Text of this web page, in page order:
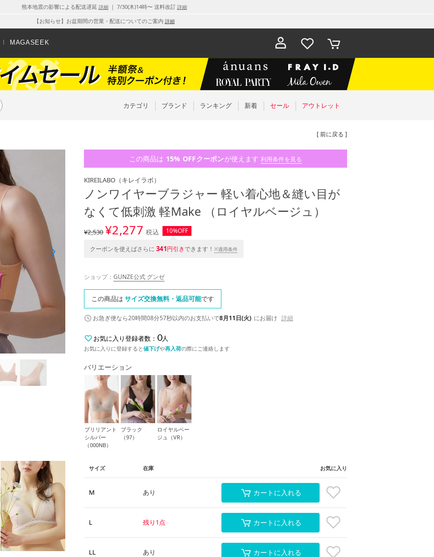
熊本地震の影響による配送遅延 詳細｜ 7/30(木)14時〜 送料改訂 詳細
【お知らせ】お盆期間の営業・配送についてのご案内 詳細
MAGASEEK
お気に入
り
カート
カテゴリ ブランド ランキング 新着 セール アウトレット
[ 前に戻る ]
この商品は 15% OFFクーポンが使えます 利用条件を見る
KIREILABO （キレイラボ）
ノンワイヤーブラジャー 軽い着心地＆縫い目が
なくて低刺激 軽Make （ロイヤルベージュ）
¥2,530¥2,277 税込 10%OFF
クーポンを使えばさらに 341円引きできます！ ※適用条件
ショップ： GUNZE公式 グンゼ
この商品は サイズ交換無料・返品可能です
お急ぎ便なら20時間08分56秒以内のお支払いで8月11日(火) にお届け 詳細
お気に入り登録者数： 0人
お気に入りに登録すると値下げや再入荷の際にご連絡します
バリエーション
ブリリアント
シルバー
（000NB）
ブラック
（97）
ロイヤルベー
ジュ（VR）
サイズ 在庫 お気に入り
M あり カートに入れる
L 残り1点 カートに入れる
LL あり カートに入れる